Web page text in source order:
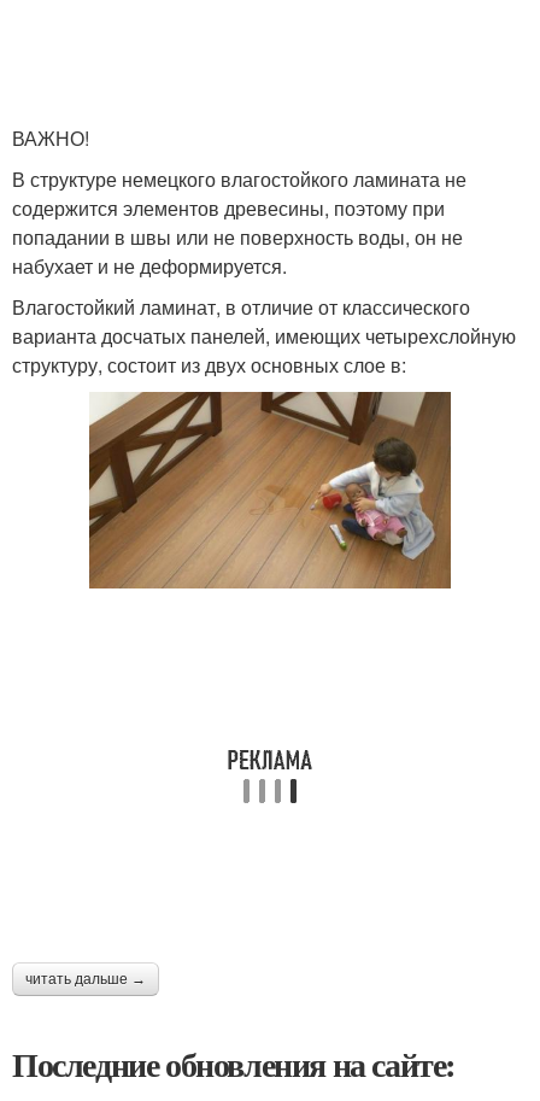
ВАЖНО!
В структуре немецкого влагостойкого ламината не
содержится элементов древесины, поэтому при
попадании в швы или не поверхность воды, он не
набухает и не деформируется.
Влагостойкий ламинат, в отличие от классического
варианта досчатых панелей, имеющих четырехслойную
структуру, состоит из двух основных слое в:
читать дальше →
Последние обновления на сайте: